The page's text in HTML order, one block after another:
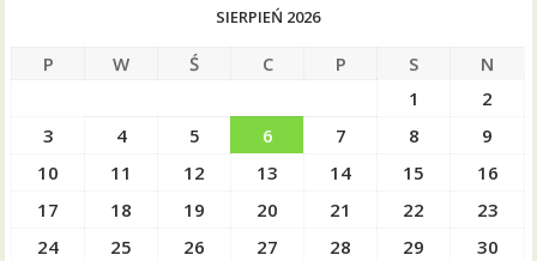
SIERPIEŃ 2026
P W Ś C P S
N
1
2
3
4 5 6 7 8
9
10
11 12 13 14 15
16
17
18 19 20 21 22
23
24
25 26 27 28 29
30